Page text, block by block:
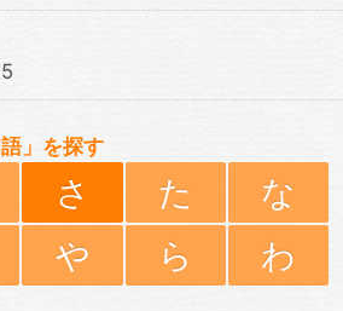
」を探す
さ た
な
や ら わ